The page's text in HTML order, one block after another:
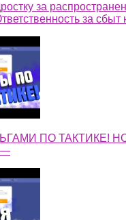
за
за
ПО ТАКТИКЕ!
—